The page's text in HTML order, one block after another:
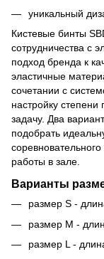
уникальный
Кистевые бинты
сотрудничества с
подход бренда к
эластичные
сочетании с
настройку
задачу. Два
подобрать
работы в зале.
Варианты
размер S -
размер M -
размер L -